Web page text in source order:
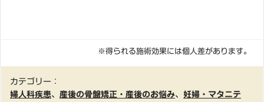
※得られる施術効果には個人差があります。
カテゴリー：
婦人科疾患、 産後の骨盤矯正・産後のお悩み、 妊婦・マタニテ